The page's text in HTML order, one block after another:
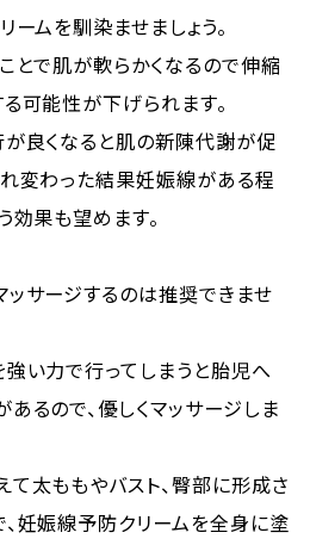
ームを馴染ませましょう。
とで肌が軟らかくなるので伸縮
可能性が下げられます。
良くなると肌の新陳代謝が促
変わった結果妊娠線がある程
効果も望めます。
サージするのは推奨できませ
い力で行ってしまうと胎児へ
るので、優しくマッサージしま
太ももやバスト、臀部に形成さ
妊娠線予防クリームを全身に塗